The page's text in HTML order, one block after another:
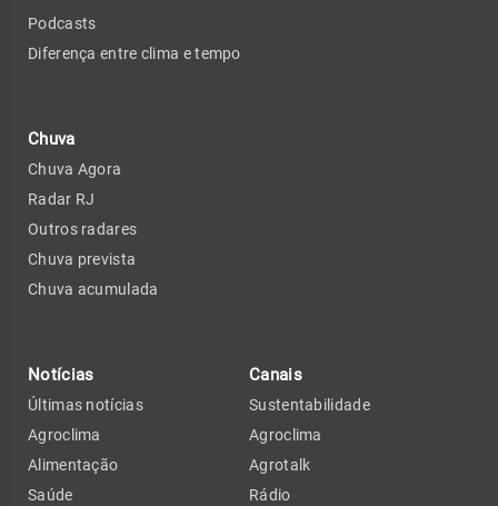
Podcasts
Diferença entre clima e tempo
Chuva
Chuva Agora
Radar RJ
Outros radares
Chuva prevista
Chuva acumulada
Notícias
Últimas notícias
Agroclima
Alimentação
Saúde
Canais
Sustentabilidade
Agroclima
Agrotalk
Rádio